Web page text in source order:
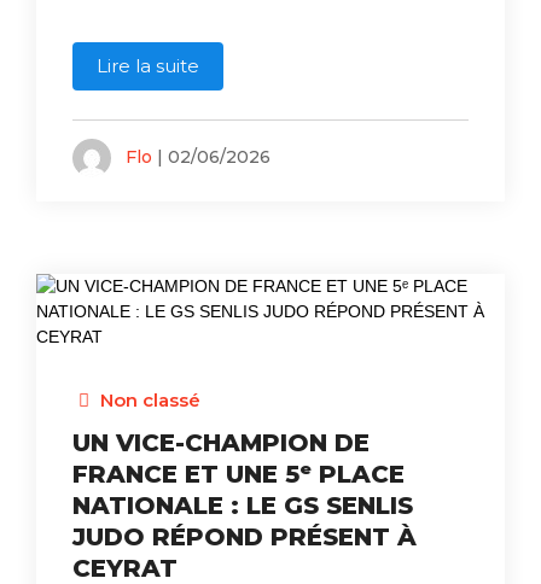
Lire la suite
Flo | 02/06/2026
Non classé
UN VICE-CHAMPION DE
FRANCE ET UNE 5ᵉ PLACE
NATIONALE : LE GS SENLIS
JUDO RÉPOND PRÉSENT À
CEYRAT